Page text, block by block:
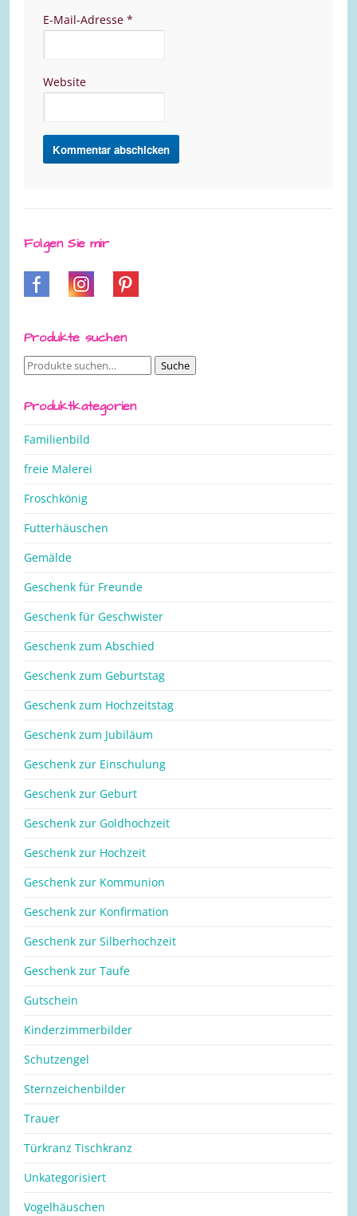
E-Mail-Adresse *
Website
Folgen Sie mir
Produkte suchen
Suche
Suche
Produktkategorien
Familienbild
freie Malerei
Froschkönig
Futterhäuschen
Gemälde
Geschenk für Freunde
Geschenk für Geschwister
Geschenk zum Abschied
Geschenk zum Geburtstag
Geschenk zum Hochzeitstag
Geschenk zum Jubiläum
Geschenk zur Einschulung
Geschenk zur Geburt
Geschenk zur Goldhochzeit
Geschenk zur Hochzeit
Geschenk zur Kommunion
Geschenk zur Konfirmation
Geschenk zur Silberhochzeit
Geschenk zur Taufe
Gutschein
Kinderzimmerbilder
Schutzengel
Sternzeichenbilder
Trauer
Türkranz Tischkranz
Unkategorisiert
Vogelhäuschen